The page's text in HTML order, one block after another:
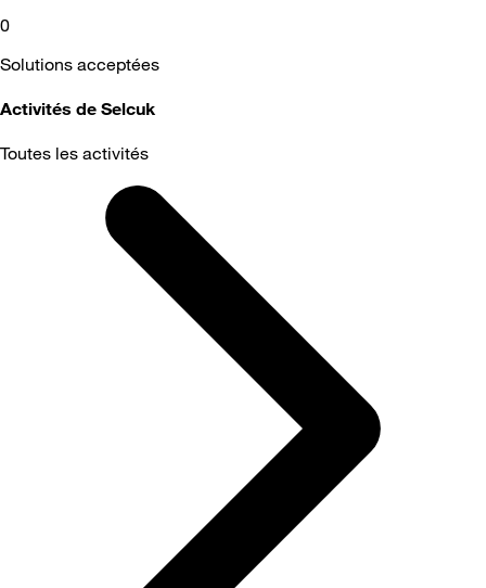
0
Solutions acceptées
Activités de Selcuk
Toutes les activités